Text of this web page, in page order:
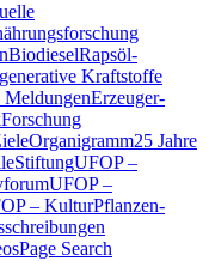
BiodieselRapsöl-
Kraftstoffe
Erzeuger-
Forschung
Organigramm25 Jahre
StiftungUFOP –
UFOP –
– KulturPflanzen-
Page Search